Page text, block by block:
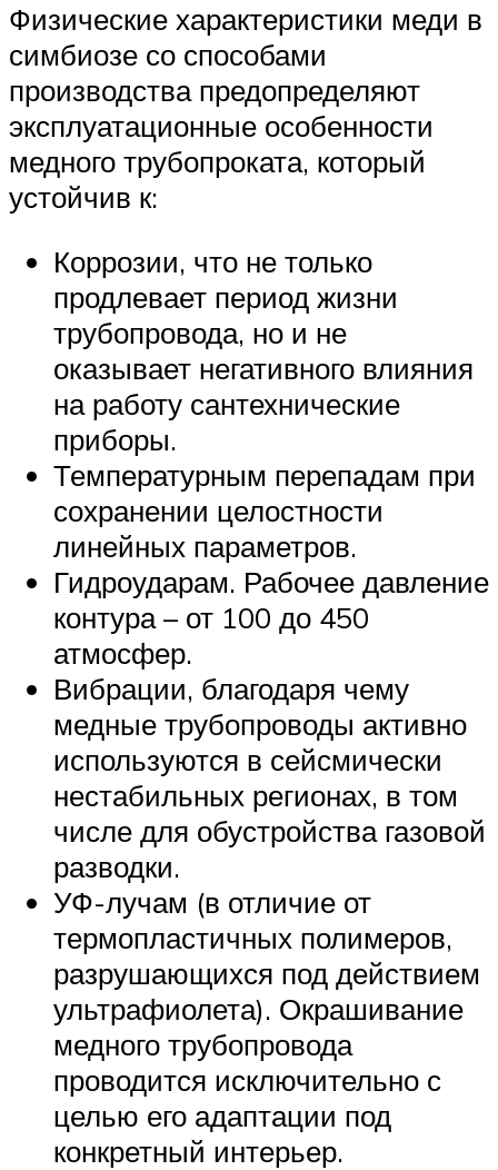
Физические характеристики меди в
симбиозе со способами
производства предопределяют
эксплуатационные особенности
медного трубопроката, который
устойчив к:
Коррозии, что не только
продлевает период жизни
трубопровода, но и не
оказывает негативного влияния
на работу сантехнические
приборы.
Температурным перепадам при
сохранении целостности
линейных параметров.
Гидроударам. Рабочее давление
контура – от 100 до 450
атмосфер.
Вибрации, благодаря чему
медные трубопроводы активно
используются в сейсмически
нестабильных регионах, в том
числе для обустройства газовой
разводки.
УФ-лучам (в отличие от
термопластичных полимеров,
разрушающихся под действием
ультрафиолета). Окрашивание
медного трубопровода
проводится исключительно с
целью его адаптации под
конкретный интерьер.